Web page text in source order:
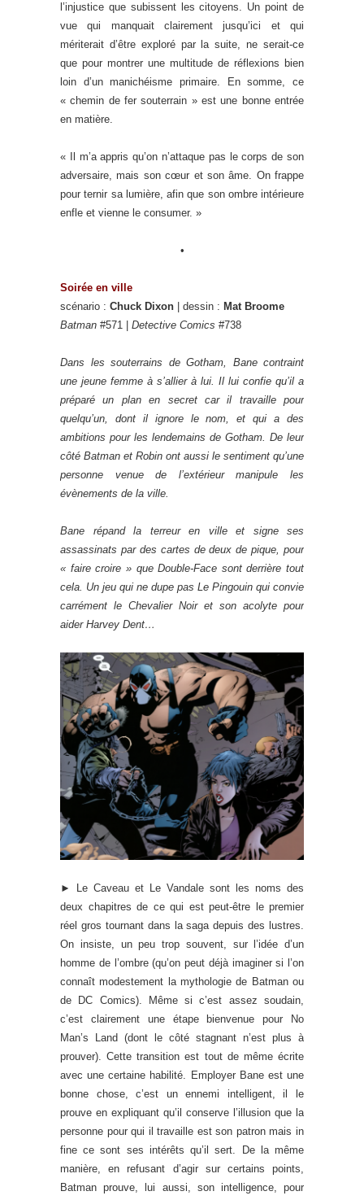
l’injustice que subissent les citoyens. Un point de
vue qui manquait clairement jusqu’ici et qui
mériterait d’être exploré par la suite, ne serait-ce
que pour montrer une multitude de réflexions bien
loin d’un manichéisme primaire. En somme, ce
« chemin de fer souterrain » est une bonne entrée
en matière.
« Il m’a appris qu’on n’attaque pas le corps de son
adversaire, mais son cœur et son âme. On frappe
pour ternir sa lumière, afin que son ombre intérieure
enfle et vienne le consumer. »
•
Soirée en ville
scénario : Chuck Dixon | dessin : Mat Broome
Batman #571 | Detective Comics #738
Dans les souterrains de Gotham, Bane contraint
une jeune femme à s’allier à lui. Il lui confie qu’il a
préparé un plan en secret car il travaille pour
quelqu’un, dont il ignore le nom, et qui a des
ambitions pour les lendemains de Gotham. De leur
côté Batman et Robin ont aussi le sentiment qu’une
personne venue de l’extérieur manipule les
évènements de la ville.
Bane répand la terreur en ville et signe ses
assassinats par des cartes de deux de pique, pour
« faire croire » que Double-Face sont derrière tout
cela. Un jeu qui ne dupe pas Le Pingouin qui convie
carrément le Chevalier Noir et son acolyte pour
aider Harvey Dent…
► Le Caveau et Le Vandale sont les noms des
deux chapitres de ce qui est peut-être le premier
réel gros tournant dans la saga depuis des lustres.
On insiste, un peu trop souvent, sur l’idée d’un
homme de l’ombre (qu’on peut déjà imaginer si l’on
connaît modestement la mythologie de Batman ou
de DC Comics). Même si c’est assez soudain,
c’est clairement une étape bienvenue pour No
Man’s Land (dont le côté stagnant n’est plus à
prouver). Cette transition est tout de même écrite
avec une certaine habilité. Employer Bane est une
bonne chose, c’est un ennemi intelligent, il le
prouve en expliquant qu’il conserve l’illusion que la
personne pour qui il travaille est son patron mais in
fine ce sont ses intérêts qu’il sert. De la même
manière, en refusant d’agir sur certains points,
Batman prouve, lui aussi, son intelligence, pour